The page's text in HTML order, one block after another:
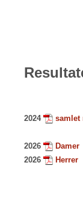
2024 samlet
2026
Damer
2026
Herrer